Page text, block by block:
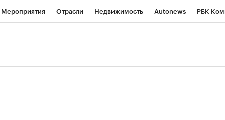
Мероприятия Отрасли Недвижимость Autonews РБК